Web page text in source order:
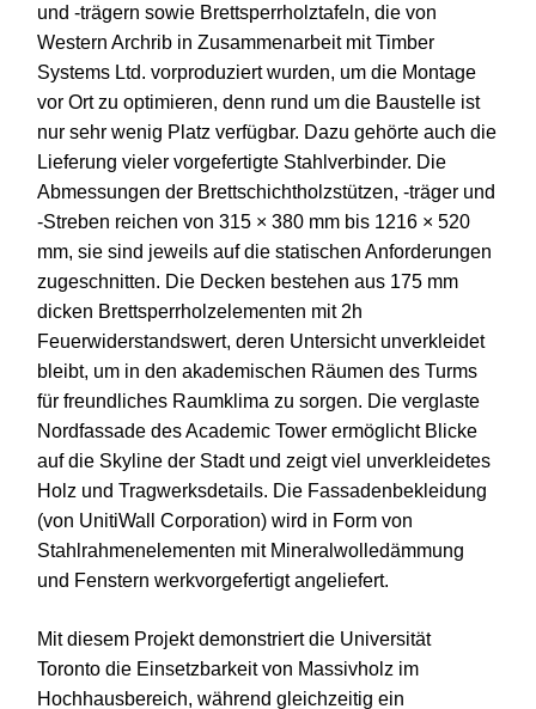
und -trägern sowie Brettsperrholztafeln, die von
Western Archrib in Zusammenarbeit mit Timber
Systems Ltd. vorproduziert wurden, um die Montage
vor Ort zu optimieren, denn rund um die Baustelle ist
nur sehr wenig Platz verfügbar. Dazu gehörte auch die
Lieferung vieler vorgefertigte Stahlverbinder. Die
Abmessungen der Brettschichtholzstützen, -träger und
-Streben reichen von 315 × 380 mm bis 1216 × 520
mm, sie sind jeweils auf die statischen Anforderungen
zugeschnitten. Die Decken bestehen aus 175 mm
dicken Brettsperrholzelementen mit 2h
Feuerwiderstandswert, deren Untersicht unverkleidet
bleibt, um in den akademischen Räumen des Turms
für freundliches Raumklima zu sorgen. Die verglaste
Nordfassade des Academic Tower ermöglicht Blicke
auf die Skyline der Stadt und zeigt viel unverkleidetes
Holz und Tragwerksdetails. Die Fassadenbekleidung
(von UnitiWall Corporation) wird in Form von
Stahlrahmenelementen mit Mineralwolledämmung
und Fenstern werkvorgefertigt angeliefert.
Mit diesem Projekt demonstriert die Universität
Toronto die Einsetzbarkeit von Massivholz im
Hochhausbereich, während gleichzeitig ein